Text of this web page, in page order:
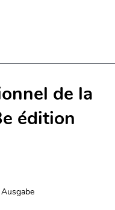
de la
édition